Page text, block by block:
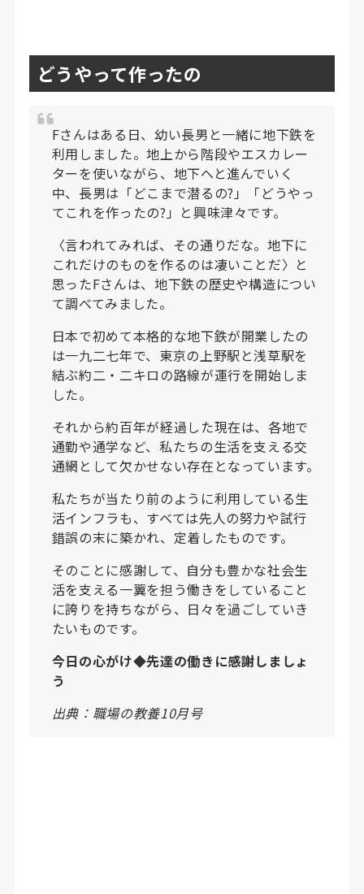
どうやって作ったの
Fさんはある日、幼い長男と一緒に地下鉄を
利用しました。地上から階段やエスカレー
ターを使いながら、地下へと進んでいく
中、長男は「どこまで潜るの?」「どうやっ
てこれを作ったの?」と興味津々です。
〈言われてみれば、その通りだな。地下に
これだけのものを作るのは凄いことだ〉と
思ったFさんは、地下鉄の歴史や構造につい
て調べてみました。
日本で初めて本格的な地下鉄が開業したの
は一九二七年で、東京の上野駅と浅草駅を
結ぶ約二・二キロの路線が運行を開始しま
した。
それから約百年が経過した現在は、各地で
通勤や通学など、私たちの生活を支える交
通網として欠かせない存在となっています。
私たちが当たり前のように利用している生
活インフラも、すべては先人の努力や試行
錯誤の末に築かれ、定着したものです。
そのことに感謝して、自分も豊かな社会生
活を支える一翼を担う働きをしていること
に誇りを持ちながら、日々を過ごしていき
たいものです。
今日の心がけ◆先達の働きに感謝しましょ
う
出典：職場の教養10月号